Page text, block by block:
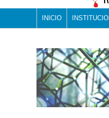
INICIO